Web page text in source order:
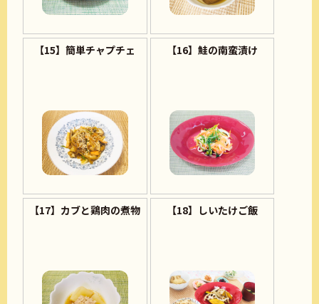
【15】簡単チャプチェ 【16】鮭の南蛮漬け
【17】カブと鶏肉の煮物 【18】しいたけご飯